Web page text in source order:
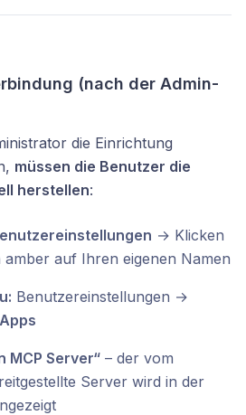
(nach der Admin-
die Einrichtung
müssen die Benutzer die
herstellen:
→ Klicken
amber auf Ihren eigenen Namen
Benutzereinstellungen →
Apps
MCP Server“ – der vom
Server wird in der